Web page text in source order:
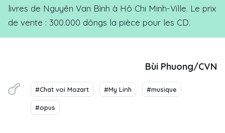
livres de Nguyên Van Bình à Hô Chi Minh-Ville. Le prix
de vente : 300.000 dôngs la pièce pour les CD.
Bùi Phuong/CVN
#Chat voi Mozart #My Linh #musique
#opus